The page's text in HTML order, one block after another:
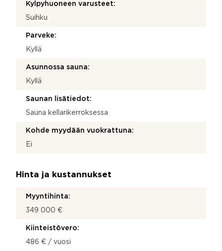
Kylpyhuoneen varusteet:
Suihku
Parveke:
Kyllä
Asunnossa sauna:
Kyllä
Saunan lisätiedot:
Sauna kellarikerroksessa
Kohde myydään vuokrattuna:
Ei
Hinta ja kustannukset
Myyntihinta:
349 000 €
Kiinteistövero:
486 € / vuosi